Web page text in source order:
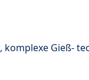
Gieß-